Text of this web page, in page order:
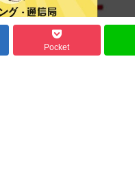
Pocket